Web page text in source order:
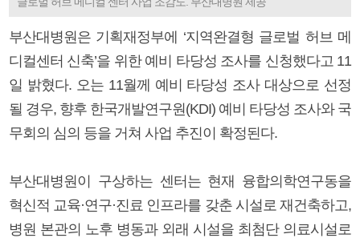
부산대병원은 기획재정부에 ‘지역완결형 글로벌 허브 메
디컬센터 신축’을 위한 예비 타당성 조사를 신청했다고 11
일 밝혔다. 오는 11월께 예비 타당성 조사 대상으로 선정
될 경우, 향후 한국개발연구원(KDI) 예비 타당성 조사와 국
무회의 심의 등을 거쳐 사업 추진이 확정된다.
부산대병원이 구상하는 센터는 현재 융합의학연구동을
혁신적 교육·연구·진료 인프라를 갖춘 시설로 재건축하고,
병원 본관의 노후 병동과 외래 시설을 최첨단 의료시설로